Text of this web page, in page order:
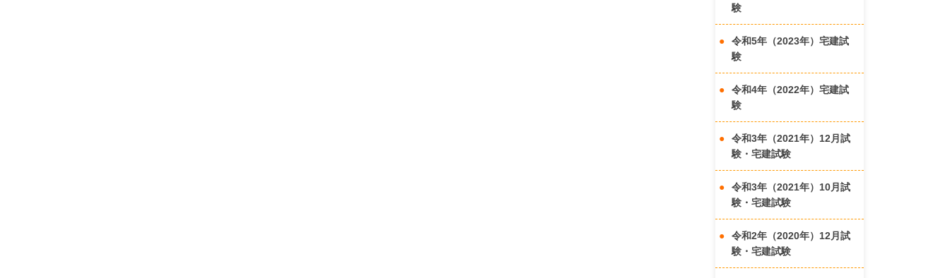
験
令和5年（2023年）宅建試
験
令和4年（2022年）宅建試
験
令和3年（2021年）12月試
験・宅建試験
令和3年（2021年）10月試
験・宅建試験
令和2年（2020年）12月試
験・宅建試験